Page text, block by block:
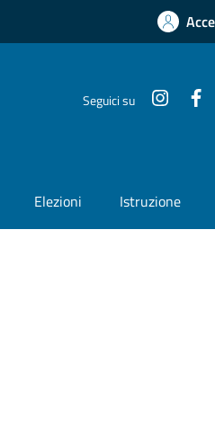
Seguici su
Elezioni Istruzione